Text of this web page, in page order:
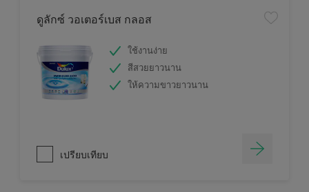
ดูลักซ์ วอเตอร์เบส กลอส
ใช้งานง่าย
สีสวยยาวนาน
ให้ความขาวยาวนาน
เปรียบเทียบ